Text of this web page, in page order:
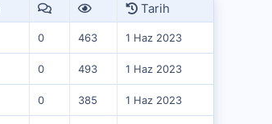
Tarih
0 463 1 Haz 2023
0 493 1 Haz 2023
0 385 1 Haz 2023